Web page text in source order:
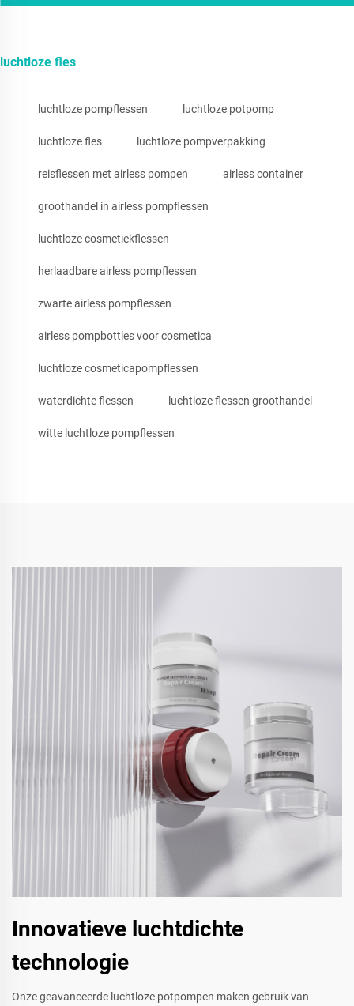
luchtloze fles
luchtloze pompflessen luchtloze potpomp
luchtloze fles luchtloze pompverpakking
reisflessen met airless pompen airless container
groothandel in airless pompflessen
luchtloze cosmetiekflessen
herlaadbare airless pompflessen
zwarte airless pompflessen
airless pompbottles voor cosmetica
luchtloze cosmeticapompflessen
waterdichte flessen luchtloze flessen groothandel
witte luchtloze pompflessen
Innovatieve luchtdichte
technologie
Onze geavanceerde luchtloze potpompen maken gebruik van